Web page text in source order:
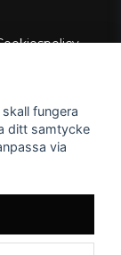
fungera
ditt samtycke
via